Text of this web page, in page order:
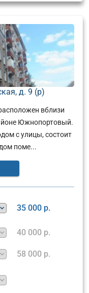
д. 9 (р)
вблизи
Южнопортовый.
с улицы, состоит
поме...
35 000 р.
40 000 р.
58 000 р.